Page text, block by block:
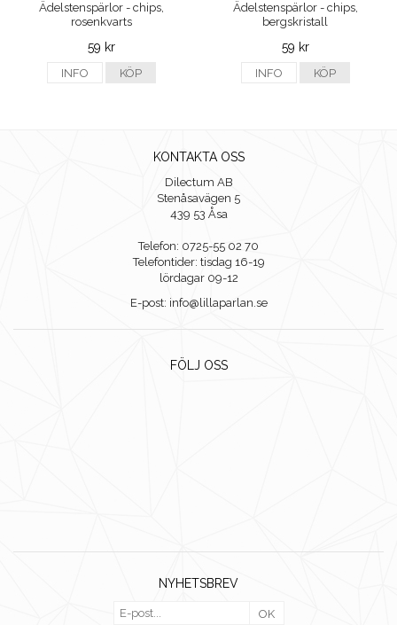
Ädelstenspärlor - chips,
rosenkvarts
59 kr
INFO KÖP
Ädelstenspärlor - chips,
bergskristall
59 kr
INFO KÖP
KONTAKTA OSS
Dilectum AB
Stenåsavägen 5
439 53 Åsa
Telefon: 0725-55 02 70
Telefontider: tisdag 16-19
lördagar 09-12
E-post: info@lillaparlan.se
FÖLJ OSS
NYHETSBREV
OK